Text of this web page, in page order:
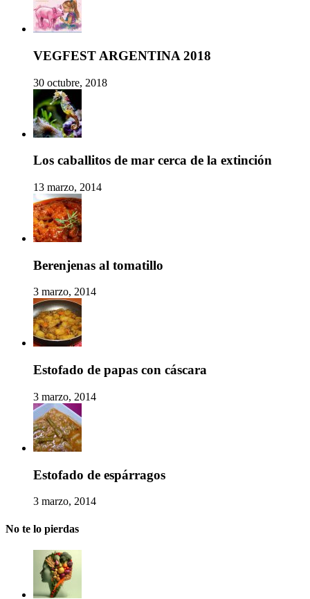
VEGFEST ARGENTINA 2018
30 octubre, 2018
Los caballitos de mar cerca de la extinción
13 marzo, 2014
Berenjenas al tomatillo
3 marzo, 2014
Estofado de papas con cáscara
3 marzo, 2014
Estofado de espárragos
3 marzo, 2014
No te lo pierdas